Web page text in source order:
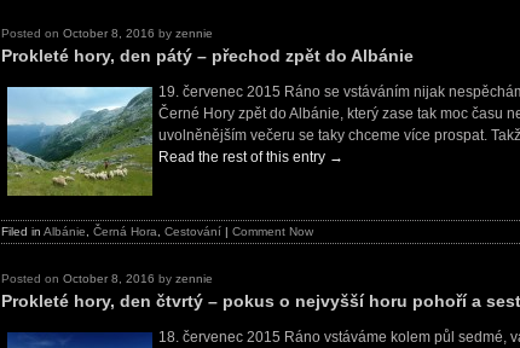
Posted on October 8, 2016 by zennie
Prokleté hory, den pátý – přechod zpět do Albánie
19. červenec 2015 Ráno se vstáváním nijak
Černé Hory zpět do Albánie, který zase tak moc času
uvolněnějším večeru se taky chceme více prospat.
Read the rest of this entry →
Filed in Albánie Černá Hora Cestování | Comment Now
Posted on October 8, 2016 by zennie
Prokleté hory, den čtvrtý – pokus o nejvyšší horu pohoří a
18. červenec 2015 Ráno vstáváme kolem půl sedmé,